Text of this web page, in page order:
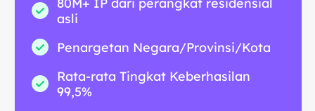
asli
Penargetan Negara/Provinsi/Kota
Rata-rata Tingkat Keberhasilan
99,5%